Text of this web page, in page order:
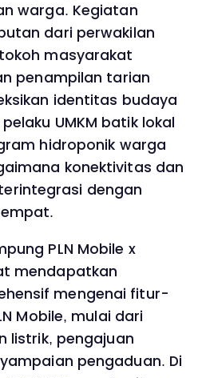
warga. Kegiatan
dari perwakilan
masyarakat
penampilan tarian
identitas budaya
UMKM batik lokal
hidroponik warga
konektivitas dan
dengan
PLN Mobile x
mendapatkan
mengenai fitur-
Mobile, mulai dari
listrik, pengajuan
pengaduan. Di